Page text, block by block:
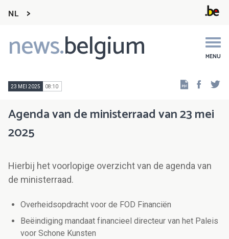
NL
news.belgium MENU
Main
navigation
23 MEI 2025 08:10
Agenda van de ministerraad van 23 mei
2025
Hierbij het voorlopige overzicht van de agenda van
de ministerraad.
Overheidsopdracht voor de FOD Financiën
Beëindiging mandaat financieel directeur van het Paleis
voor Schone Kunsten